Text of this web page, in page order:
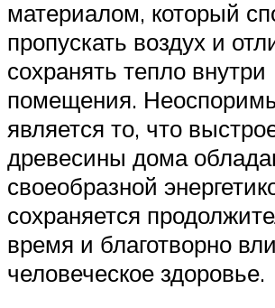
материалом, который
пропускать воздух и
сохранять тепло внутри
помещения.
является то, что
древесины дома
своеобразной
сохраняется
время и благотворно
человеческое здоровье.